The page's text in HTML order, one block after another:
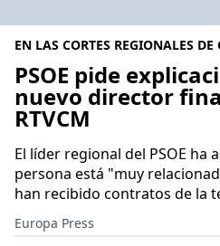
EN LAS CORTES REGIONALES
PSOE pide
nuevo director
RTVCM
El líder regional del PSOE ha
persona está "muy
han recibido contratos de la
Europa Press